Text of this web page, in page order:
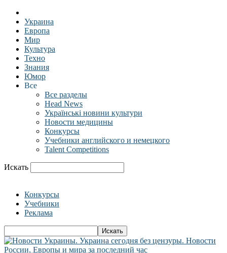
Украина
Европа
Мир
Культура
Техно
Знания
Юмор
Все
Все разделы
Head News
Українські новини культури
Новости медицины
Конкурсы
Учебники английского и немецкого
Talent Competitions
Искать
Конкурсы
Учебники
Реклама